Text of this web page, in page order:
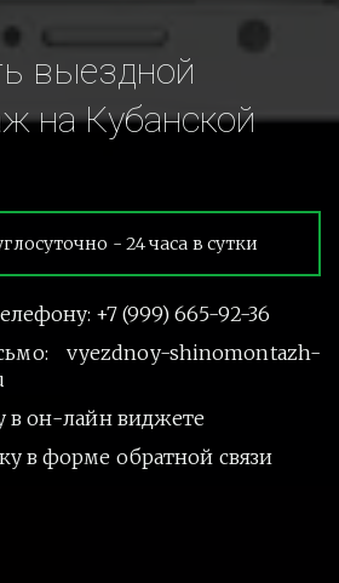
выездной
на Кубанской
- 24 часа в сутки
+7 (999) 665-92-36
vyezdnoy-shinomontazh-
в он-лайн виджете
в форме обратной связи